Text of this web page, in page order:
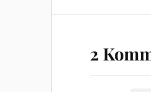
2